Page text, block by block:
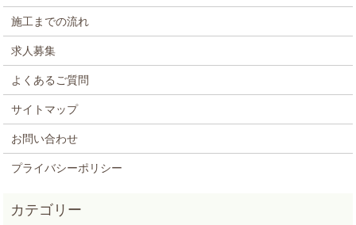
施工までの流れ
求人募集
よくあるご質問
サイトマップ
お問い合わせ
プライバシーポリシー